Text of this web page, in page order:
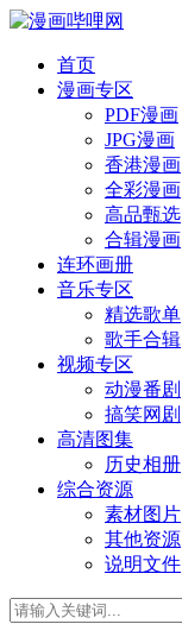
首页
漫画专区
PDF漫画
JPG漫画
香港漫画
全彩漫画
高品甄选
合辑漫画
连环画册
音乐专区
精选歌单
歌手合辑
视频专区
动漫番剧
搞笑网剧
高清图集
历史相册
综合资源
素材图片
其他资源
说明文件